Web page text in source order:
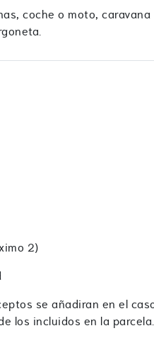
coche o moto,
2)
se añadiran en el
los incluidos en la parcela.